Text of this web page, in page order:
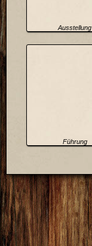
Ausstellung
Führung